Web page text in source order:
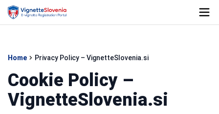
Home Privacy Policy – VignetteSlovenia.si
Cookie Policy –
VignetteSlovenia.si